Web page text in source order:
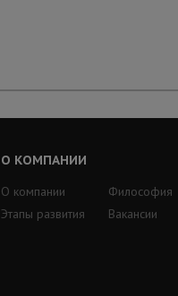
О КОМПАНИИ
О компании
Этапы развития
Философия
Вакансии